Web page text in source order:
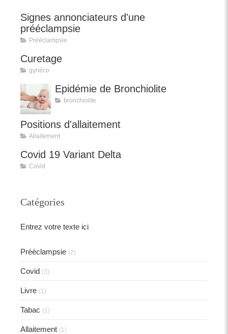
Signes annonciateurs d'une
prééclampsie
Prééclampsie
Curetage
gynéco
Epidémie de Bronchiolite
bronchiolite
Positions d'allaitement
Allaitement
Covid 19 Variant Delta
Covid
Catégories
Entrez votre texte ici
Prééclampsie (2)
Covid (3)
Livre (1)
Tabac (1)
Allaitement (1)